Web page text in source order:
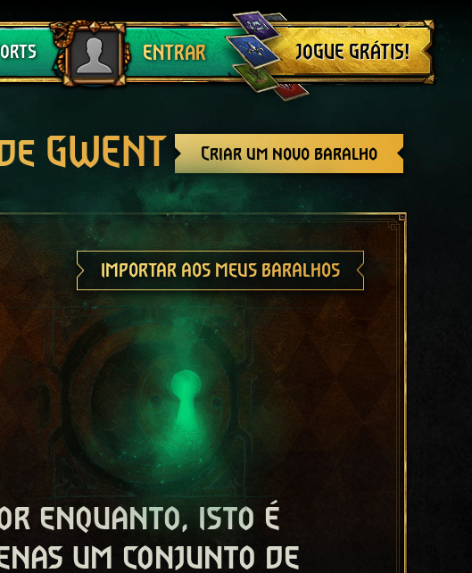
ENTRAR
Sair
JOGUE GRÁTIS!
Criar um novo baralho
GWENT
IMPORTAR AOS MEUS BARALHOS
enquanto, isto é
um conjunto de